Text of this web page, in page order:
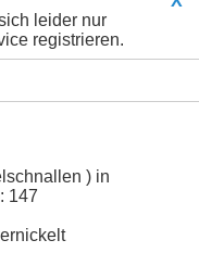
leider nur
registrieren.
) in
147